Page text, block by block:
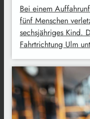
Bei einem
fünf Menschen
sechsjähriges Kind.
Fahrtrichtung Ulm